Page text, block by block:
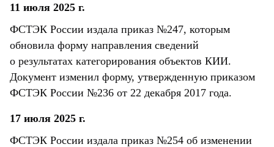
11 июля 2025 г.
ФСТЭК России издала приказ №247, которым
обновила форму направления сведений
о результатах категорирования объектов КИИ.
Документ изменил форму, утвержденную приказом
ФСТЭК России №236 от 22 декабря 2017 года.
17 июля 2025 г.
ФСТЭК России издала приказ №254 об изменении